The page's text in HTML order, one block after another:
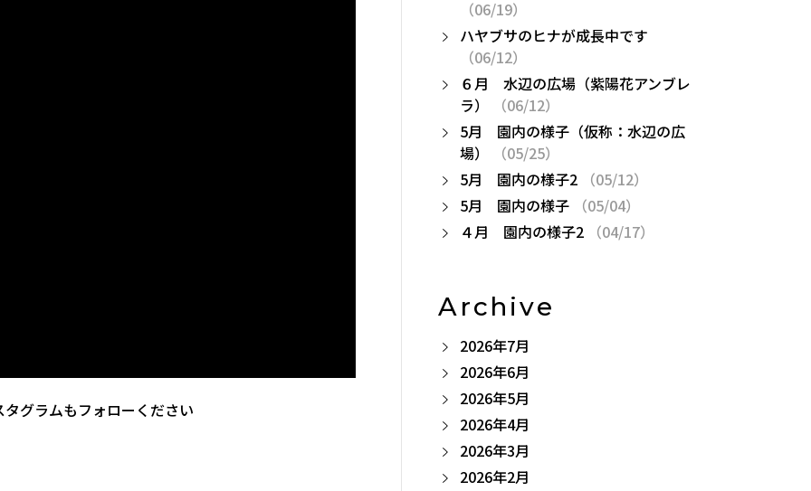
グラムもフォローください
（06/19）
ハヤブサのヒナが成長中です
（06/12）
６月 水辺の広場（紫陽花アンブレ
ラ）
（06/12）
5月 園内の様子（仮称：水辺の広
場）
（05/25）
5月 園内の様子2
（05/12）
5月 園内の様子
（05/04）
４月 園内の様子2
（04/17）
Archive
2026年7月
2026年6月
2026年5月
2026年4月
2026年3月
2026年2月